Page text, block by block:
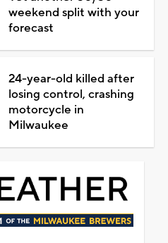
weekend split with your
forecast
24-year-old killed after
losing control, crashing
motorcycle in
Milwaukee